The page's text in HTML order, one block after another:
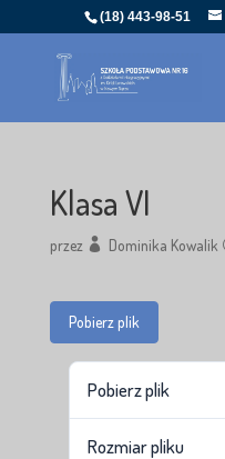
(18) 443-98-51
Klasa VI
przez Dominika Kowalik
Pobierz plik
Pobierz plik
Rozmiar pliku